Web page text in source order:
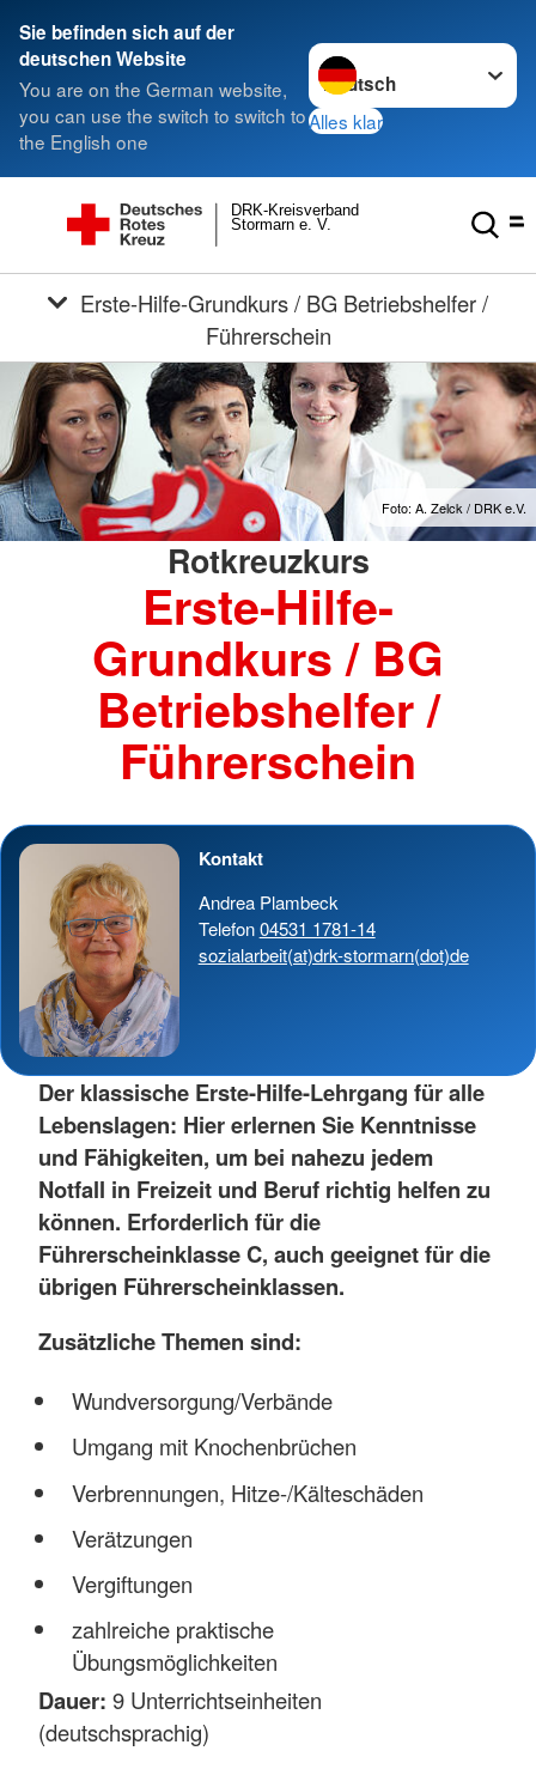
Sie befinden sich auf der
deutschen Website
You are on the German website,
you can use the switch to switch to
the English one
Sprache wechseln zu
Alles klar
Stormarn e. V.
DRK-Kreisverband
Führerschein
Foto: A. Zelck / DRK e.V.
Rotkreuzkurs
Erste-Hilfe-
Grundkurs / BG
Betriebshelfer /
Führerschein
Kontakt
Andrea Plambeck
Telefon04531 1781-14
sozialarbeit(at)drk-stormarn(dot)de
Der klassische Erste-Hilfe-Lehrgang für alle
Lebenslagen: Hier erlernen Sie Kenntnisse
und Fähigkeiten, um bei nahezu jedem
Notfall in Freizeit und Beruf richtig helfen zu
können. Erforderlich für die
Führerscheinklasse C, auch geeignet für die
übrigen Führerscheinklassen.
Zusätzliche Themen sind:
Wundversorgung/Verbände
Umgang mit Knochenbrüchen
Verbrennungen, Hitze-/Kälteschäden
Verätzungen
Vergiftungen
zahlreiche praktische
Übungsmöglichkeiten
Dauer: 9 Unterrichtseinheiten
(deutschsprachig)